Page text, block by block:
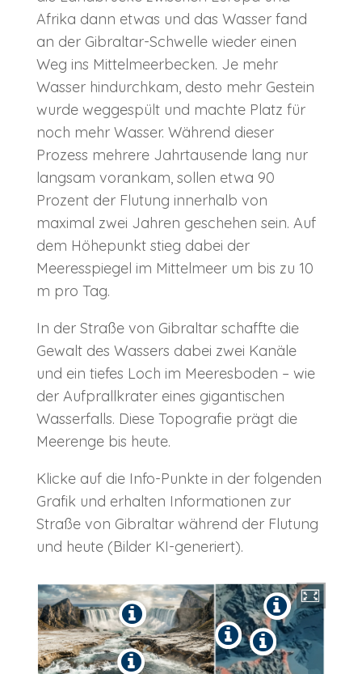
Afrika dann etwas und das Wasser fand
an der Gibraltar-Schwelle wieder einen
Weg ins Mittelmeerbecken. Je mehr
Wasser hindurchkam, desto mehr Gestein
wurde weggespült und machte Platz für
noch mehr Wasser. Während dieser
Prozess mehrere Jahrtausende lang nur
langsam vorankam, sollen etwa 90
Prozent der Flutung innerhalb von
maximal zwei Jahren geschehen sein. Auf
dem Höhepunkt stieg dabei der
Meeresspiegel im Mittelmeer um bis zu 10
m pro Tag.
In der Straße von Gibraltar schaffte die
Gewalt des Wassers dabei zwei Kanäle
und ein tiefes Loch im Meeresboden – wie
der Aufprallkrater eines gigantischen
Wasserfalls. Diese Topografie prägt die
Meerenge bis heute.
Klicke auf die Info-Punkte in der folgenden
Grafik und erhalten Informationen zur
Straße von Gibraltar während der Flutung
und heute (Bilder KI-generiert).